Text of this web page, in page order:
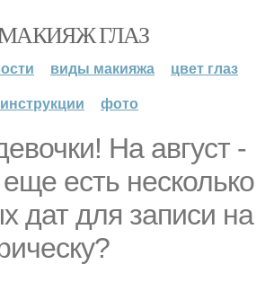
ГЛАЗ
виды макияжа
цвет глаз
инструкции
фото
На август -
есть несколько
дат для записи на